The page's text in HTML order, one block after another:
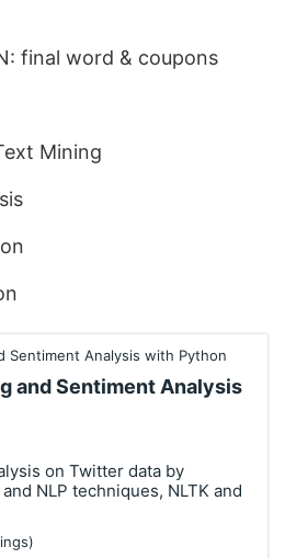
final word & coupons
Mining
and Sentiment Analysis
on Twitter data by
NLP techniques, NLTK and